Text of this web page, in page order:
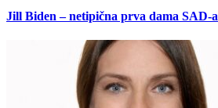
Jill Biden – netipična prva dama SAD-a